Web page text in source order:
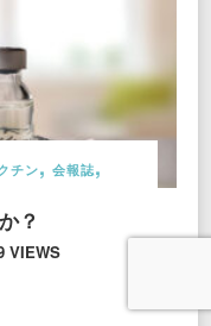
チン
会報誌
？
VIEWS